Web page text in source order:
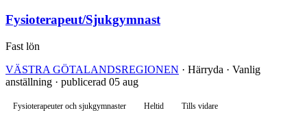
Fysioterapeut/Sjukgymnast
Fast lön
VÄSTRA GÖTALANDSREGIONEN · Härryda · Vanlig
anställning · publicerad 05 aug
Fysioterapeuter och sjukgymnaster Heltid Tills vidare